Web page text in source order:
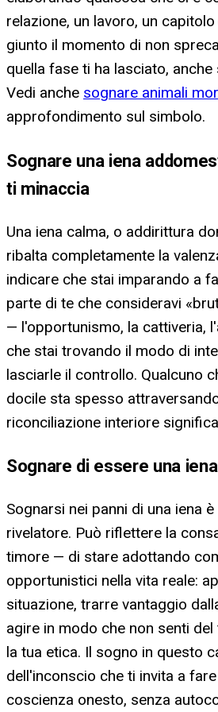
relazione, un lavoro, un
giunto il momento di non
quella fase ti ha lasciato,
Vedi anche sognare animali
approfondimento sul simbolo.
Sognare una iena
ti minaccia
Una iena calma, o addirittura
ribalta completamente la
indicare che stai imparando a
parte di te che consideravi
— l'opportunismo, la cattiveria,
che stai trovando il modo di
lasciarle il controllo. Qualcuno
docile sta spesso
riconciliazione interiore
Sognare di essere una iena
Sognarsi nei panni di una iena
rivelatore. Può riflettere la
timore — di stare adottando
opportunistici nella vita reale:
situazione, trarre vantaggio
agire in modo che non senti
la tua etica. Il sogno in questo
dell'inconscio che ti invita a
coscienza onesto, senza